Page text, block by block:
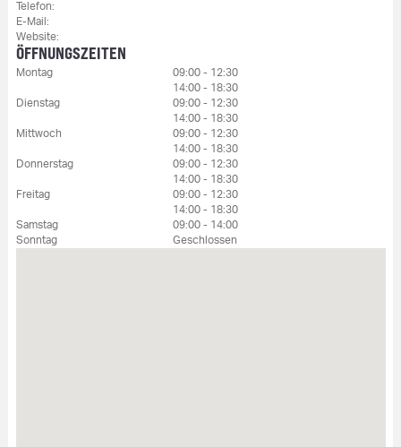
Telefon:
E-Mail:
Website:
ÖFFNUNGSZEITEN
Montag
09:00 - 12:30
14:00 - 18:30
Dienstag
09:00 - 12:30
14:00 - 18:30
Mittwoch
09:00 - 12:30
14:00 - 18:30
Donnerstag
09:00 - 12:30
14:00 - 18:30
Freitag
09:00 - 12:30
14:00 - 18:30
Samstag
09:00 - 14:00
Sonntag
Geschlossen